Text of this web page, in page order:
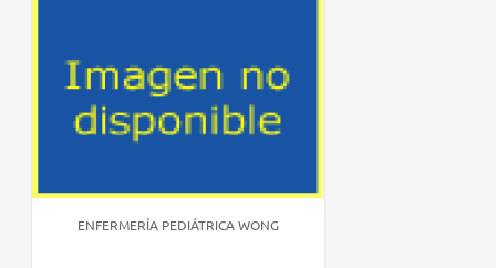
ENFERMERÍA PEDIÁTRICA WONG